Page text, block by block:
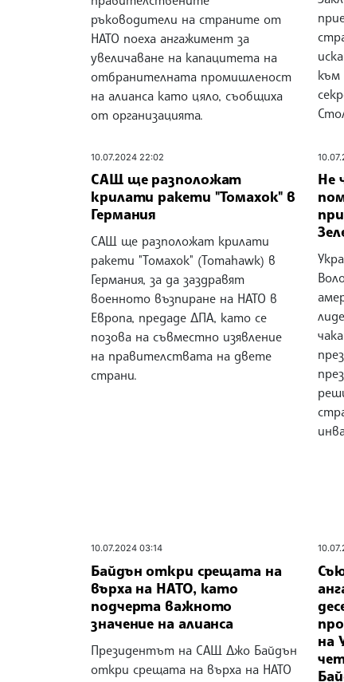
ръководители на страните от
НАТО поеха ангажимент за
увеличаване на капацитета на
отбранителната промишленост
на алианса като цяло, съобщиха
от организацията.
към
10.07.2024 22:02
САЩ ще разположат
крилати ракети "Томахок" в
Германия
САЩ ще разположат крилати
ракети "Томахок" (Tomahawk) в
Германия, за да заздравят
военното възпиране на НАТО в
Европа, предаде ДПА, като се
позова на съвместно изявление
на правителствата на двете
страни.
Не
10.07.2024 03:14
Байдън откри срещата на
върха на НАТО, като
подчерта важното
значение на алианса
Президентът на САЩ Джо Байдън
откри срещата на върха на НАТО
на